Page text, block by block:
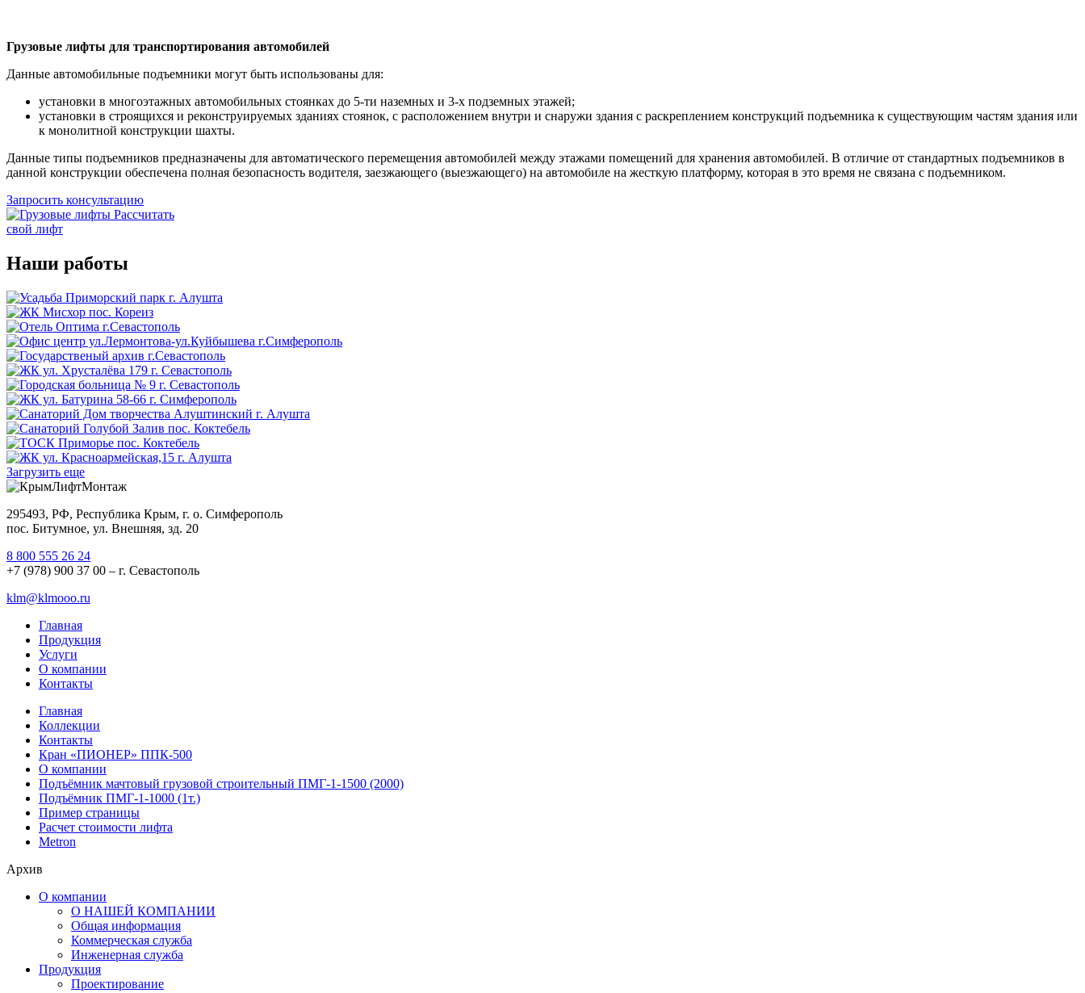
Грузовые лифты для транспортирования автомобилей
Данные автомобильные подъемники могут быть использованы для:
установки в многоэтажных автомобильных стоянках до 5-ти наземных и 3-х подземных этажей;
установки в строящихся и реконструируемых зданиях стоянок, с расположением внутри и снаружи здания с раскреплением конструкций подъемника к существующим частям здания или
к монолитной конструкции шахты.
Данные типы подъемников предназначены для автоматического перемещения автомобилей между этажами помещений для хранения автомобилей. В отличие от стандартных подъемников в
данной конструкции обеспечена полная безопасность водителя, заезжающего (выезжающего) на автомобиле на жесткую платформу, которая в это время не связана с подъемником.
Запросить консультацию
Рассчитать
свой лифт
Наши работы
Загрузить еще
295493, РФ, Республика Крым, г. о. Симферополь
пос. Битумное, ул. Внешняя, зд. 20
8 800 555 26 24
+7 (978) 900 37 00 – г. Севастополь
klm@klmooo.ru
Главная
Продукция
Услуги
О компании
Контакты
Главная
Коллекции
Контакты
Кран «ПИОНЕР» ППК-500
О компании
Подъёмник мачтовый грузовой строительный ПМГ-1-1500 (2000)
Подъёмник ПМГ-1-1000 (1т.)
Пример страницы
Расчет стоимости лифта
Metron
Архив
О компании
О НАШЕЙ КОМПАНИИ
Общая информация
Коммерческая служба
Инженерная служба
Продукция
Проектирование